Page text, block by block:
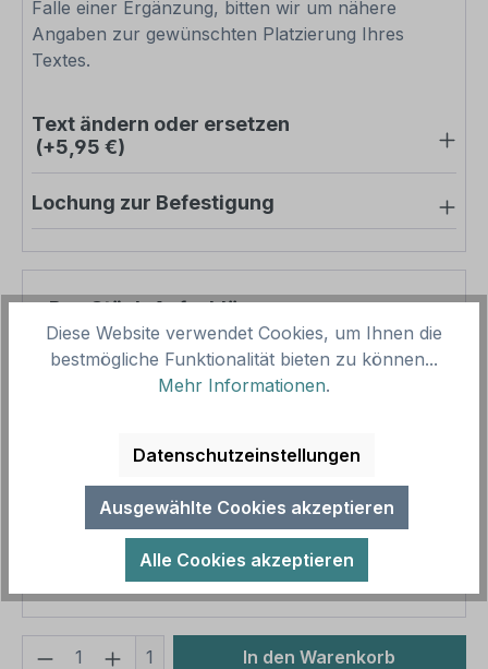
Falle einer Ergänzung, bitten wir um nähere
Angaben zur gewünschten Platzierung Ihres
Textes.
Text ändern oder ersetzen
(+5,95 €)
Lochung zur Befestigung
Pro-Stück-Aufschläge
Produktpreis
14,16 €
Zwischensumme
Zusammenfassung
Gesamtpreis
14,16 €
Preise inkl. MwSt. zzgl. Versandkosten
Aufgrund von Neuberechnungen im Warenkorb sind
abweichende Endpreise möglich.
Produkt Anzahl: Gib den
1 In den Warenkorb
Diese Website verwendet Cookies, um Ihnen die
bestmögliche Funktionalität bieten zu können...
Mehr Informationen.
Datenschutzeinstellungen
Ausgewählte Cookies akzeptieren
Alle Cookies akzeptieren